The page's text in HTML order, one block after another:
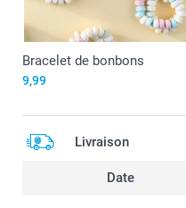
Bracelet de bonbons
9,99
Livraison
Date